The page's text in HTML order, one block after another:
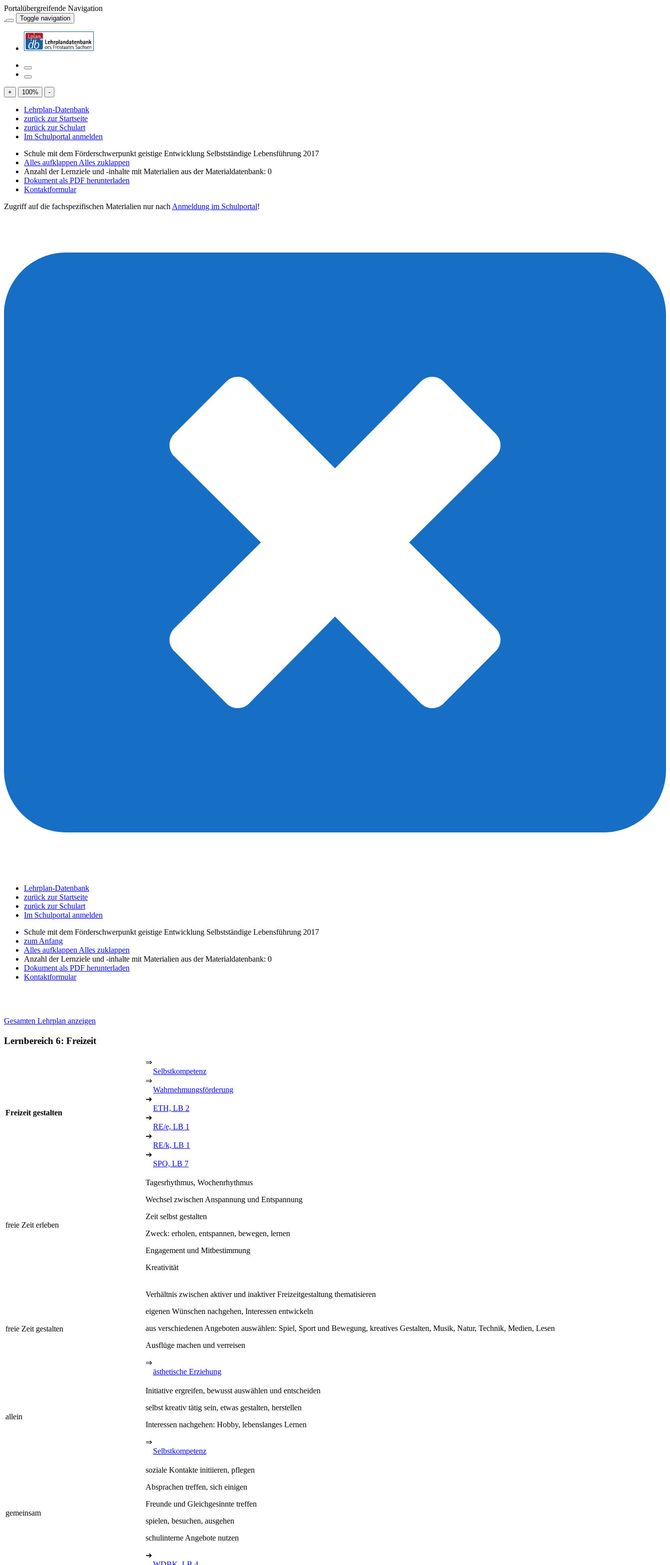
Portalübergreifende Navigation
Toggle navigation
+ 100% -
Lehrplan-Datenbank
zurück zur Startseite
zurück zur Schulart
Im Schulportal anmelden
Schule mit dem Förderschwerpunkt geistige Entwicklung Selbstständige Lebensführung 2017
Alles aufklappen Alles zuklappen
Anzahl der Lernziele und -inhalte mit Materialien aus der Materialdatenbank: 0
Dokument als PDF herunterladen
Kontaktformular
Zugriff auf die fachspezifischen Materialien nur nach Anmeldung im Schulportal!
Lehrplan-Datenbank
zurück zur Startseite
zurück zur Schulart
Im Schulportal anmelden
Schule mit dem Förderschwerpunkt geistige Entwicklung Selbstständige Lebensführung 2017
zum Anfang
Alles aufklappen Alles zuklappen
Anzahl der Lernziele und -inhalte mit Materialien aus der Materialdatenbank: 0
Dokument als PDF herunterladen
Kontaktformular
Gesamten Lehrplan anzeigen
Lernbereich 6: Freizeit
Freizeit gestalten
⇒
Selbstkompetenz
⇒
Wahrnehmungsförderung
➔
ETH, LB 2
➔
RE/e, LB 1
➔
RE/k, LB 1
➔
SPO, LB 7
freie Zeit erleben
Tagesrhythmus, Wochenrhythmus
Wechsel zwischen Anspannung und Entspannung
Zeit selbst gestalten
Zweck: erholen, entspannen, bewegen, lernen
Engagement und Mitbestimmung
Kreativität
freie Zeit gestalten
Verhältnis zwischen aktiver und inaktiver Freizeitgestaltung thematisieren
eigenen Wünschen nachgehen, Interessen entwickeln
aus verschiedenen Angeboten auswählen: Spiel, Sport und Bewegung, kreatives Gestalten, Musik, Natur, Technik, Medien, Lesen
Ausflüge machen und verreisen
⇒
ästhetische Erziehung
allein
Initiative ergreifen, bewusst auswählen und entscheiden
selbst kreativ tätig sein, etwas gestalten, herstellen
Interessen nachgehen: Hobby, lebenslanges Lernen
⇒
Selbstkompetenz
gemeinsam
soziale Kontakte initiieren, pflegen
Absprachen treffen, sich einigen
Freunde und Gleichgesinnte treffen
spielen, besuchen, ausgehen
schulinterne Angebote nutzen
➔